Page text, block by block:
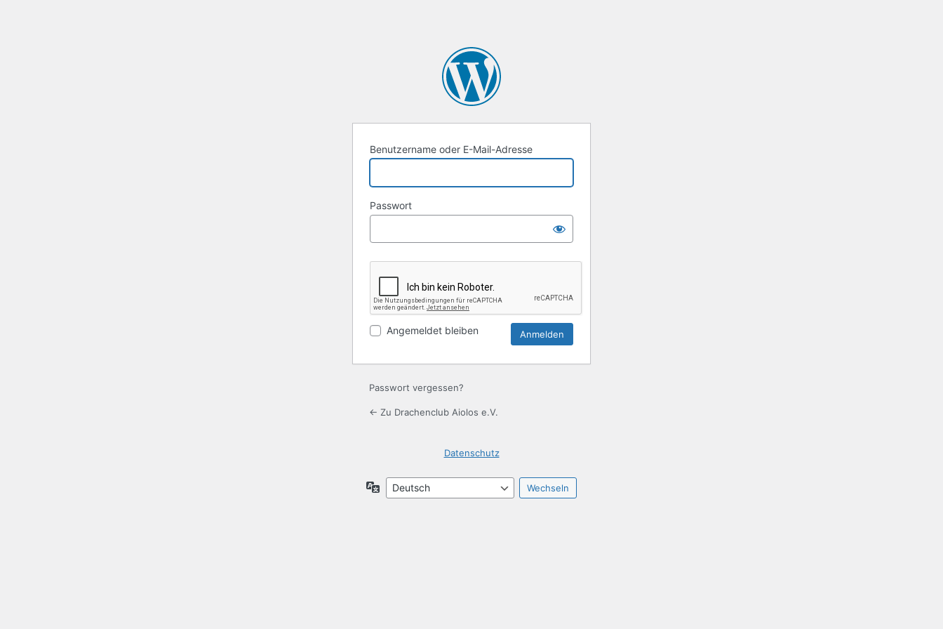
Benutzername oder E-Mail-Adresse
Passwort
Angemeldet bleiben
Passwort vergessen?
← Zu Drachenclub Aiolos e.V.
Datenschutz
Sprache